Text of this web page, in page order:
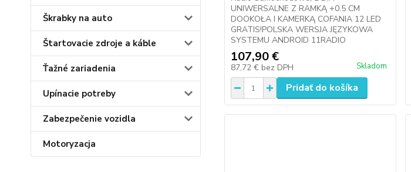
Škrabky na auto
Štartovacie zdroje a káble
Ťažné zariadenia
Upínacie potreby
Zabezpečenie vozidla
Motoryzacja
UNIWERSALNE Z RAMKĄ +0.5 CM
DOOKOŁA I KAMERKĄ COFANIA 12 LED
GRATIS!POLSKA WERSJA JĘZYKOWA
SYSTEMU ANDROID 11RADIO
107,90 €
87,72 € bez DPH Skladom
Pridať do košíka